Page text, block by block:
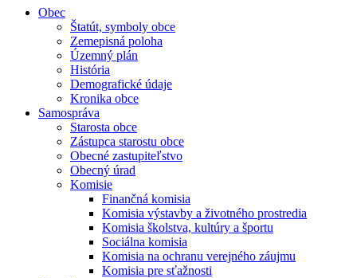
Obec
Štatút, symboly obce
Zemepisná poloha
Územný plán
História
Demografické údaje
Kronika obce
Samospráva
Starosta obce
Zástupca starostu obce
Obecné zastupiteľstvo
Obecný úrad
Komisie
Finančná komisia
Komisia výstavby a životného prostredia
Komisia školstva, kultúry a športu
Sociálna komisia
Komisia na ochranu verejného záujmu
Komisia pre sťažnosti